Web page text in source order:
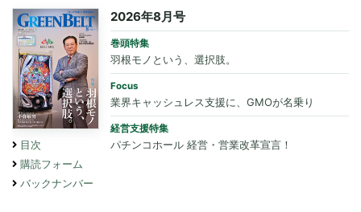
目次
購読フォーム
バックナンバー
2026年8月号
巻頭特集
羽根モノという、選択肢。
Focus
業界キャッシュレス支援に、GMOが名乗り
経営支援特集
パチンコホール 経営・営業改革宣言！